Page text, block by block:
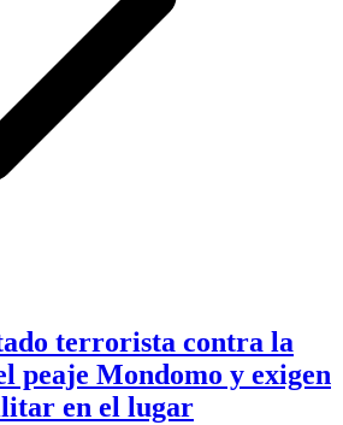
terrorista contra la
peaje Mondomo y exigen
en el lugar